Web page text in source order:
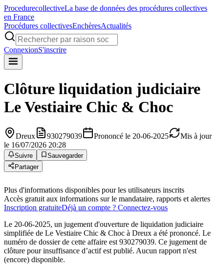
ProcedurecollectiveLa base de données des procédures collectives
en France
Procédures collectivesEnchèresActualités
ConnexionS'inscrire
Clôture liquidation judiciaire
Le Vestiaire Chic & Choc
Dreux 930279039 Prononcé le 20-06-2025
Mis à jour
le 16/07/2026 20:28
Suivre
Sauvegarder
Partager
Plus d'informations disponibles pour les utilisateurs inscrits
Accès gratuit aux informations sur le mandataire, rapports et alertes
Inscription gratuiteDéjà un compte ? Connectez-vous
Le 20-06-2025, un jugement d'ouverture de liquidation judiciaire
simplifiée de Le Vestiaire Chic & Choc à Dreux a été prononcé. Le
numéro de dossier de cette affaire est 930279039. Ce jugement de
clôture pour insuffisance d’actif est publié. Aucun rapport n'est
(encore) disponible.